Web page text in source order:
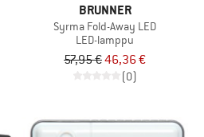
BRUNNER
Syrma Fold-Away LED
LED-lamppu
57,95 €46,36 €
(0)